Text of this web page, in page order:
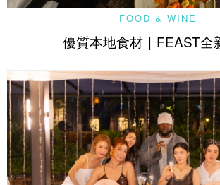
FOOD & WINE
優質本地食材｜FEAST全